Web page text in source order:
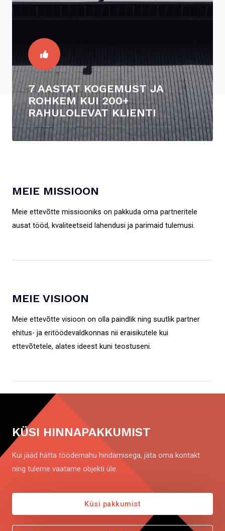
7 AASTAT KOGEMUST JA
ROHKEM KUI 200+
RAHULOLEVAT KLIENTI
MEIE MISSIOON
Meie ettevõtte missiooniks on pakkuda oma partneritele
ausat tööd, kvaliteetseid lahendusi ja parimaid tulemusi.
MEIE VISIOON
Meie ettevõtte visioon on olla paindlik ning suutlik partner
ehitus- ja eritöödevaldkonnas nii eraisikutele kui
ettevõtetele, alates ideest kuni teostuseni.
KÜSI HINNAPAKKUMIST
Kui jääd hätta töödemahu hindamisega, jäta oma kontakt
ning tuleme vaatame objekti üle.
Küsi pakkumist